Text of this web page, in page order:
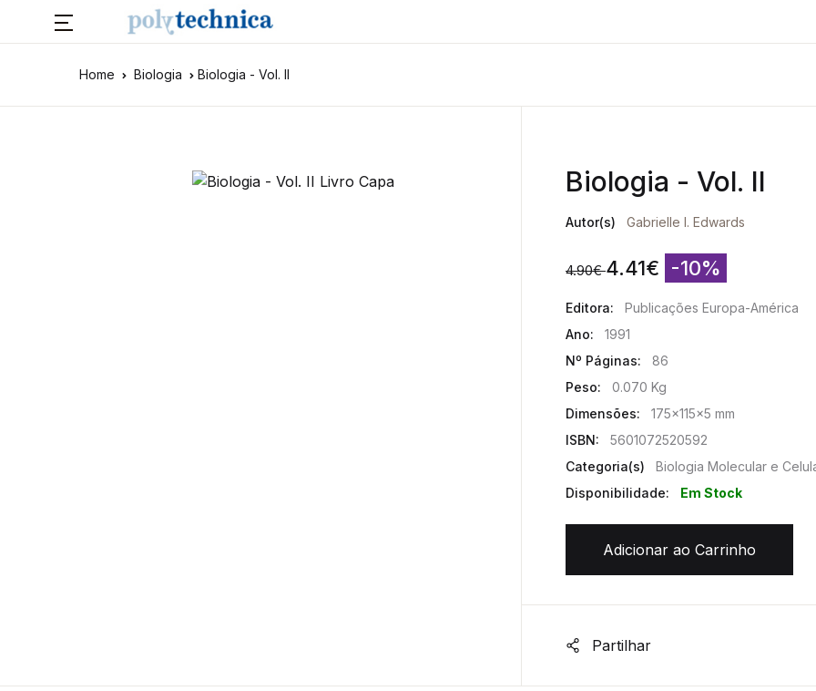
Home Biologia Biologia - Vol. II
Biologia - Vol. II
Autor(s) Gabrielle I. Edwards
4.90€ 4.41€ -10%
Editora:
Publicações Europa-América
Ano:
1991
Nº Páginas:
86
Peso:
0.070 Kg
Dimensões:
175x115x5 mm
ISBN:
5601072520592
Categoria(s)
Biologia Molecular e
Disponibilidade:
Em Stock
Adicionar ao Carrinho
Partilhar